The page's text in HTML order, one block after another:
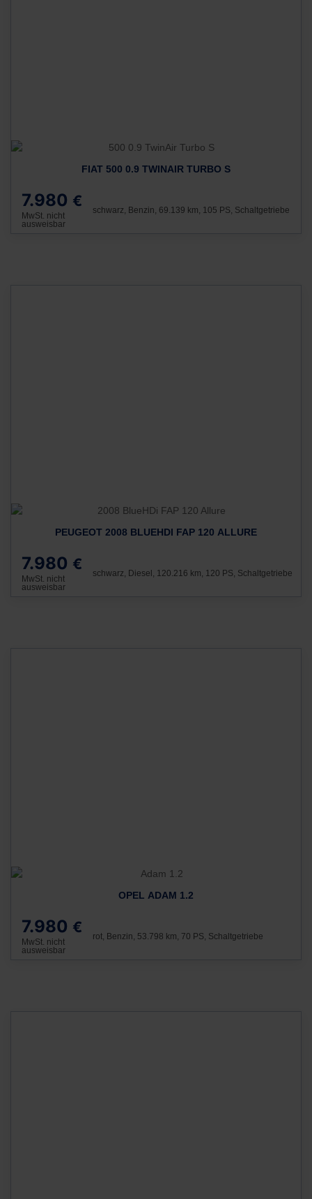
FIAT 500 0.9 TWINAIR TURBO S
7.980 €
MwSt. nicht
ausweisbar
schwarz, Benzin, 69.139 km, 105 PS, Schaltgetriebe
PEUGEOT 2008 BLUEHDI FAP 120 ALLURE
7.980 €
MwSt. nicht
ausweisbar
schwarz, Diesel, 120.216 km, 120 PS, Schaltgetriebe
OPEL ADAM 1.2
7.980 €
MwSt. nicht
ausweisbar
rot, Benzin, 53.798 km, 70 PS, Schaltgetriebe